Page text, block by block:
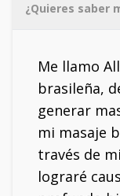
¿Quieres saber
Me llamo
brasileña,
generar
mi masaje
través de
lograré